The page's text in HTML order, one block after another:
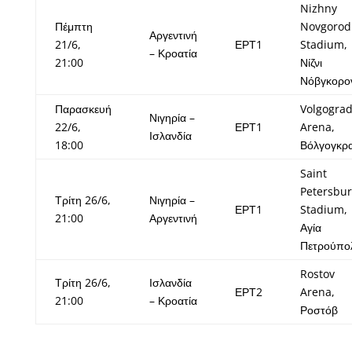
Πέμπτη
21/6,
21:00
Αργεντινή
– Κροατία
ΕΡΤ1
Nizhny
Novgorod
Stadium,
Νίζνι
Παρασκευή
22/6,
18:00
Νιγηρία –
Ισλανδία
ΕΡΤ1
Volgograd
Arena,
Τρίτη 26/6,
21:00
Νιγηρία –
Αργεντινή
ΕΡΤ1
Saint
Stadium,
Αγία
Τρίτη 26/6,
21:00
Ισλανδία
– Κροατία
ΕΡΤ2
Rostov
Arena,
Ροστόβ